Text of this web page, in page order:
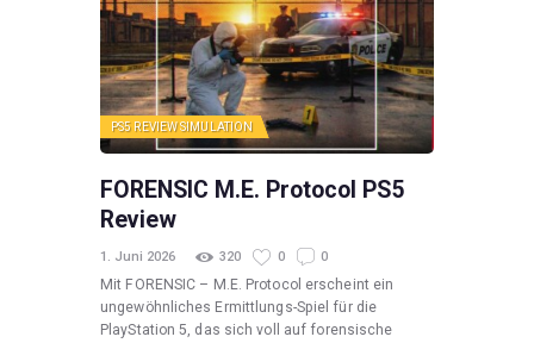
PS5 REVIEWSIMULATION
FORENSIC M.E. Protocol PS5
Review
1. Juni 2026 320 0 0
Mit FORENSIC – M.E. Protocol erscheint ein
ungewöhnliches Ermittlungs-Spiel für die
PlayStation 5, das sich voll auf forensische